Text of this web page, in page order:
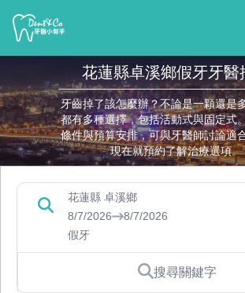
花蓮縣卓溪鄉假牙牙醫
牙齒掉了該怎麼辦？不論是一顆還是
都有多種選擇，包括活動式與固定式
條件與預算安排，可與牙醫師討論適
現在就預約了解治療選項。
花蓮縣 卓溪鄉
8/7/2026
8/7/2026
假牙
搜尋關鍵字